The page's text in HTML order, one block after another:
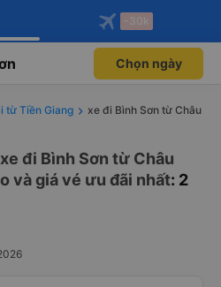
ngay!
viên độc
Mở app
đặt vé máy bay qua
Mở app
-30k
Chọn ngày
từ Tiền Giang
xe đi Bình Sơn từ Châu
đi Bình Sơn từ Châu
và giá vé ưu đãi nhất: 2